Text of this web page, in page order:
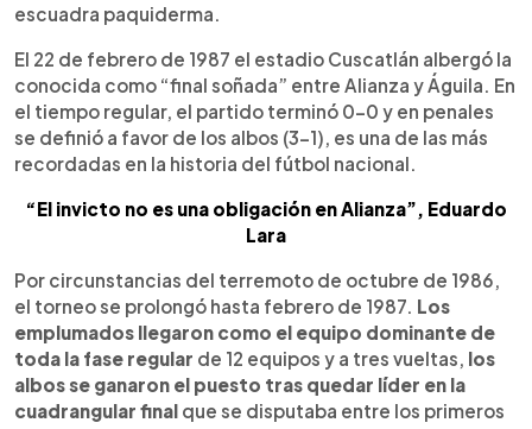
escuadra paquiderma.
El 22 de febrero de 1987 el estadio Cuscatlán albergó la
conocida como “final soñada” entre Alianza y Águila. En
el tiempo regular, el partido terminó 0-0 y en penales
se definió a favor de los albos (3-1), es una de las más
recordadas en la historia del fútbol nacional.
“El invicto no es una obligación en Alianza”, Eduardo
Lara
Por circunstancias del terremoto de octubre de 1986,
el torneo se prolongó hasta febrero de 1987. Los
emplumados llegaron como el equipo dominante de
toda la fase regular de 12 equipos y a tres vueltas, los
albos se ganaron el puesto tras quedar líder en la
cuadrangular final que se disputaba entre los primeros